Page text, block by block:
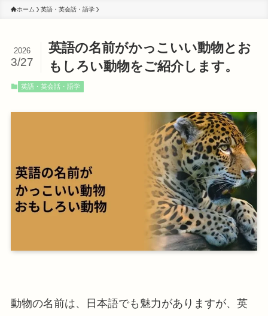
ホーム 英語・英会話・語学
英語の名前がかっこいい動物とお
もしろい動物をご紹介します。
2026
3/27
英語・英会話・語学
動物の名前は、日本語でも魅力がありますが、英